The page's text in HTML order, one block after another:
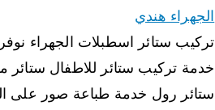
الجهراء هندي
تركيب ستائر اسطبلات الجهراء
خدمة تركيب ستائر للاطفال ستائر
ستائر رول خدمة طباعة صور على